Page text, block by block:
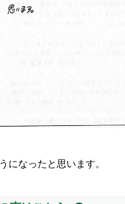
になったと思います。